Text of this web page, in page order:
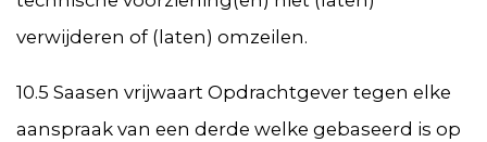
verwijderen of (laten) omzeilen.
10.5 Saasen vrijwaart Opdrachtgever tegen elke
aanspraak van een derde welke gebaseerd is op